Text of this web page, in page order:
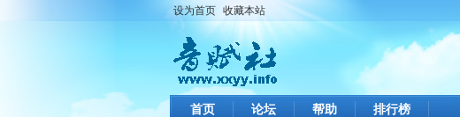
设为首页 收藏本站
首页 论坛 帮助 排行榜